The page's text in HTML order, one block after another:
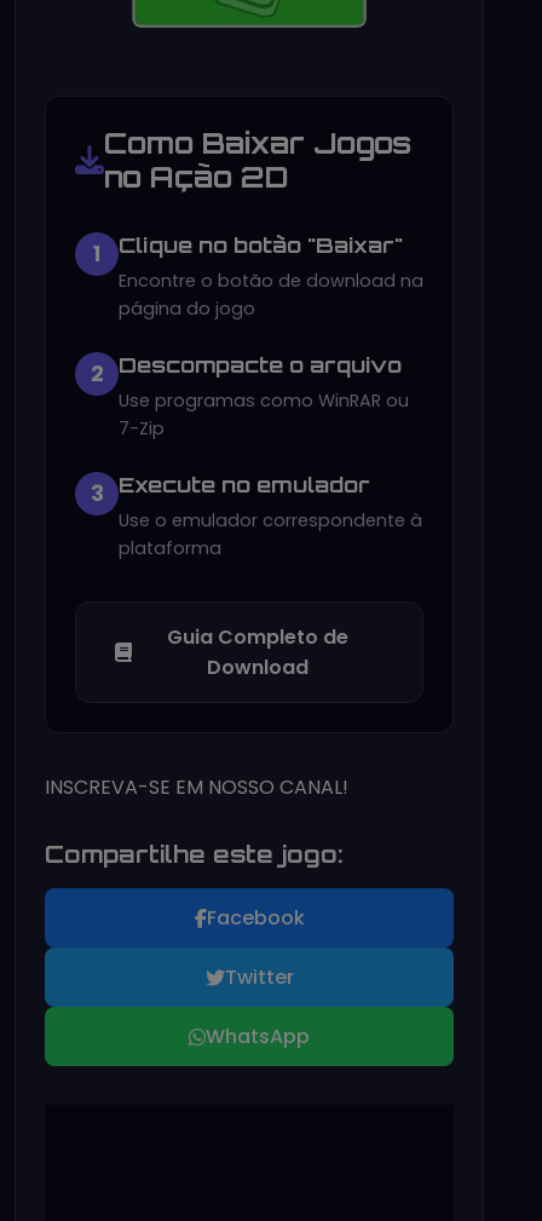
Como Baixar Jogos
no Ação 2D
1 Clique no botão "Baixar"
Encontre o botão de download na
página do jogo
2 Descompacte o arquivo
Use programas como WinRAR ou
7-Zip
3 Execute no emulador
Use o emulador correspondente à
plataforma
Guia Completo de
Download
INSCREVA-SE EM NOSSO CANAL!
Compartilhe este jogo:
Facebook
Twitter
WhatsApp